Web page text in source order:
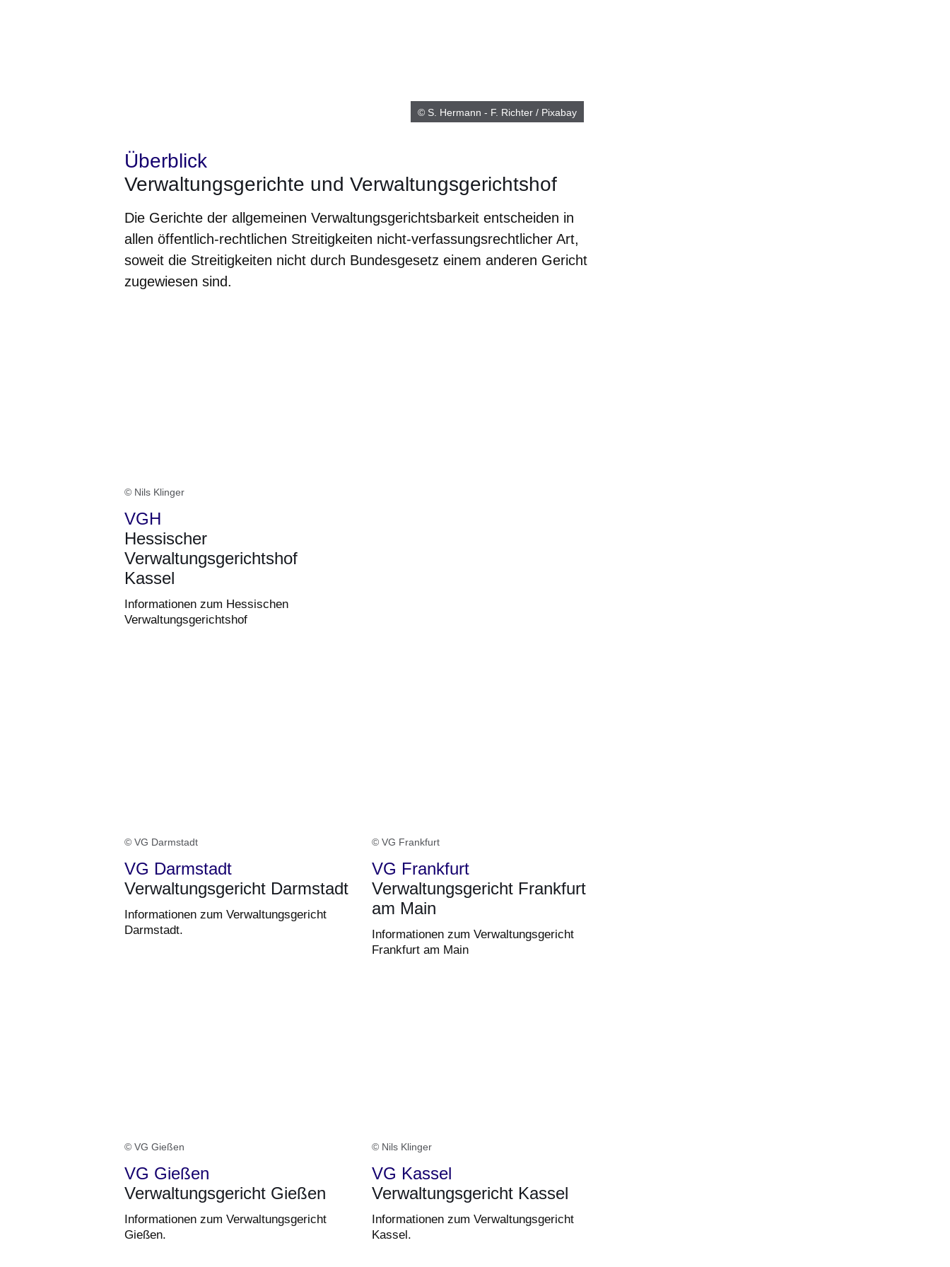
© S. Hermann - F. Richter / Pixabay
Überblick
Verwaltungsgerichte und Verwaltungsgerichtshof
Die Gerichte der allgemeinen Verwaltungsgerichtsbarkeit entscheiden in
allen öffentlich-rechtlichen Streitigkeiten nicht-verfassungsrechtlicher Art,
soweit die Streitigkeiten nicht durch Bundesgesetz einem anderen Gericht
zugewiesen sind.
© Nils Klinger
VGH
Hessischer
Verwaltungsgerichtshof
Kassel
Informationen zum Hessischen
Verwaltungsgerichtshof
© VG Darmstadt
VG Darmstadt
Verwaltungsgericht Darmstadt
Informationen zum Verwaltungsgericht
Darmstadt.
© VG Frankfurt
VG Frankfurt
Verwaltungsgericht Frankfurt
am Main
Informationen zum Verwaltungsgericht
Frankfurt am Main
© VG Gießen
VG Gießen
Verwaltungsgericht Gießen
Informationen zum Verwaltungsgericht
Gießen.
© Nils Klinger
VG Kassel
Verwaltungsgericht Kassel
Informationen zum Verwaltungsgericht
Kassel.